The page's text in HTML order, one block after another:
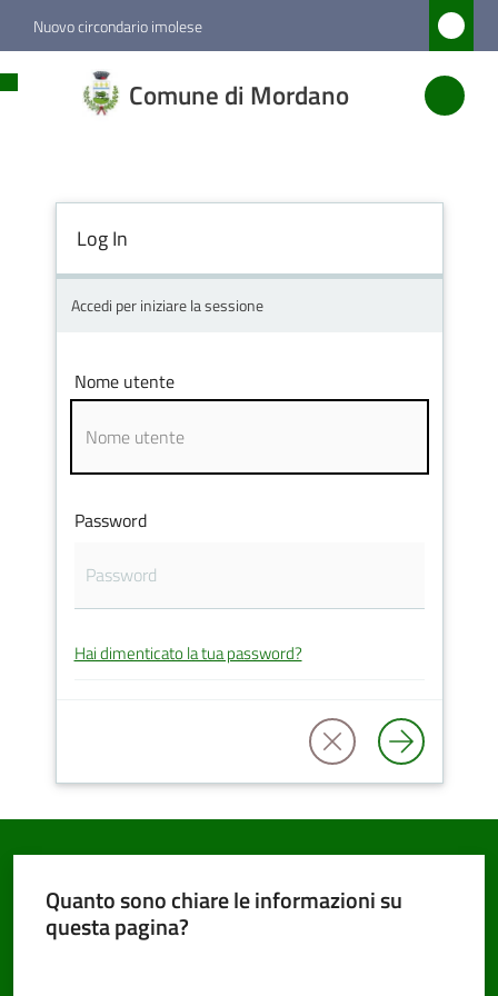
Vai al contenuto
Vai alla navigazione
Vai al footer
Nuovo circondario imolese
Comune di Mordano
di
Amministrazione
Novità
Servizi
PNRR
Servizi
Tutti
gli
argomenti
Log In
Accedi per iniziare la sessione
Nome utente
Password
Hai dimenticato la tua password?
Quanto sono chiare le informazioni su
questa pagina?